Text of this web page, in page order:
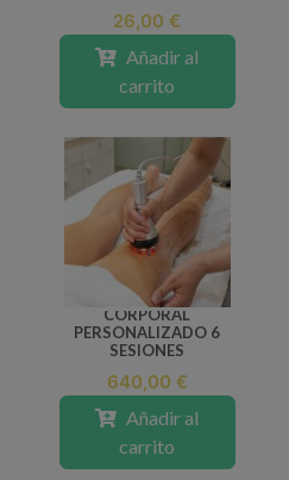
26,00 €
Añadir al
carrito
CORPORAL
PERSONALIZADO 6
SESIONES
640,00 €
Añadir al
carrito